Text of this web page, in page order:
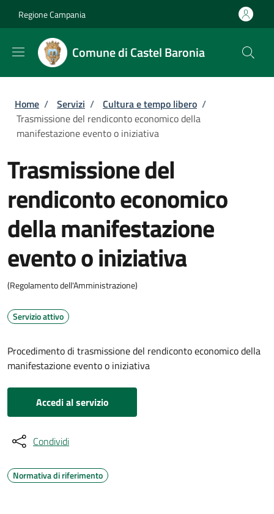
Regione Campania
Comune di Castel Baronia
Briciole di pane
Home / Servizi / Cultura e tempo libero /
Trasmissione del rendiconto economico della
manifestazione evento o iniziativa
Trasmissione del
rendiconto economico
della manifestazione
evento o iniziativa
(Regolamento dell'Amministrazione)
Servizio attivo
Procedimento di trasmissione del rendiconto economico della
manifestazione evento o iniziativa
Accedi al servizio
Condividi
Normativa di riferimento